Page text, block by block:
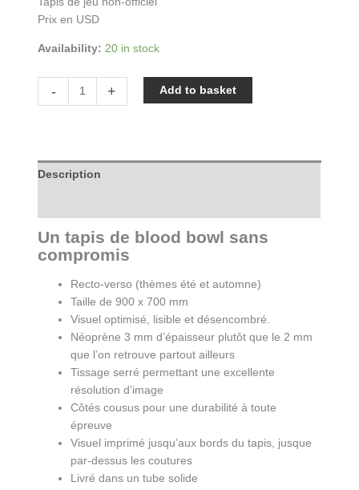
Prix en USD
Availability: 20 in stock
-
de
verso
+ Add to basket
Description
Un tapis de blood bowl sans
compromis
Recto-verso (thèmes été et automne)
Taille de 900 x 700 mm
Visuel optimisé, lisible et désencombré.
Néoprène 3 mm d’épaisseur plutôt que le 2 mm
que l’on retrouve partout ailleurs
Tissage serré permettant une excellente
résolution d’image
Côtés cousus pour une durabilité à toute
épreuve
Visuel imprimé jusqu’aux bords du tapis, jusque
par-dessus les coutures
Livré dans un tube solide